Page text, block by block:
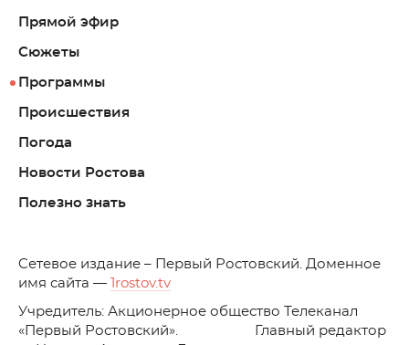
Прямой эфир
Сюжеты
Программы
Происшествия
Погода
Новости Ростова
Полезно знать
Cетевое издание – Первый Ростовский. Доменное
имя сайта —
1rostov.tv
Учредитель: Акционерное общество Телеканал
«Первый Ростовский». Главный редактор